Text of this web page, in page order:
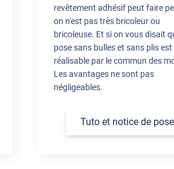
revêtement adhésif peut faire
on n'est pas très bricoleur ou
bricoleuse. Et si on vous disait
pose sans bulles et sans plis est
réalisable par le commun des
Les avantages ne sont pas
négligeables.
Tuto et notice de pose